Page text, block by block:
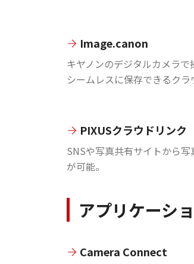
Image.canon
キヤノンのデジタルカメラ
シームレスに保存できるクラ
PIXUSクラウドリンク
SNSや写真共有サイトから
が可能。
アプリケーシ
Camera Connect